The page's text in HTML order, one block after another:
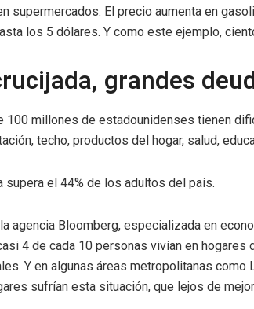
supermercados. El precio aumenta en
los 5 dólares. Y como este ejemplo,
grandes
100 millones de estadounidenses tienen
techo, productos del hogar, salud,
supera el 44% de los adultos del país.
agencia Bloomberg, especializada en
4 de cada 10 personas vivían en
Y en algunas áreas metropolitanas
sufrían esta situación, que lejos de